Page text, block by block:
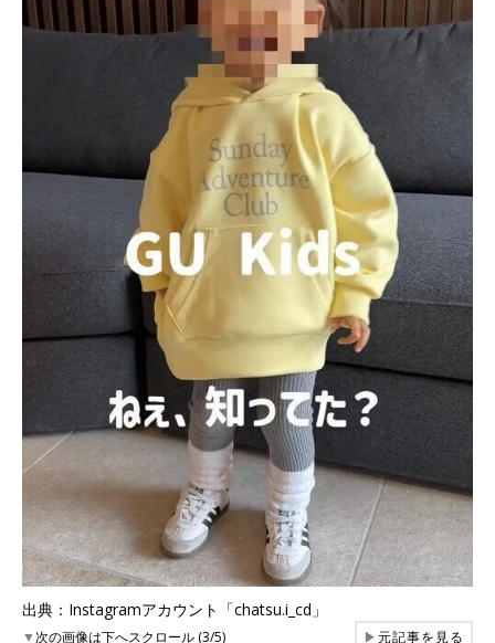
出典：Instagramアカウント「chatsu.i_cd」
▼次の画像は下へスクロール (3/5) ▶元記事を見る